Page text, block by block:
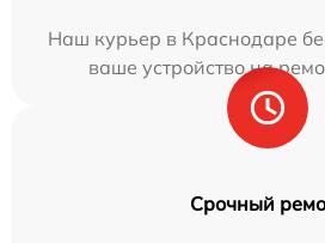
Наш курьер в Краснодаре
ваше устройство на
Срочный